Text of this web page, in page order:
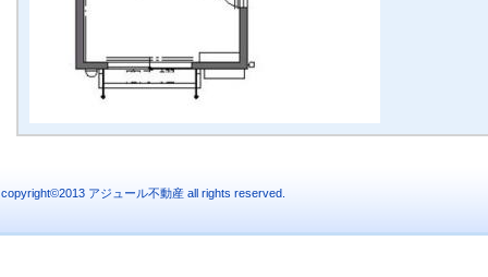
copyright©2013 アジュール不動産 all rights reserved.